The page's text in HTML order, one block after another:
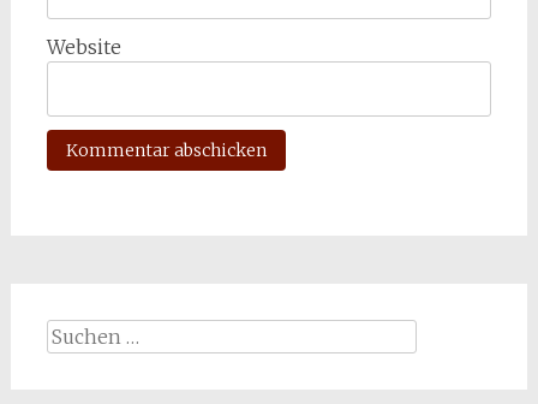
Website
Suchen